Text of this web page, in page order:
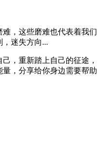
，这些磨难也代表着我们
迷失方向...
，重新踏上自己的征途，
，分享给你身边需要帮助